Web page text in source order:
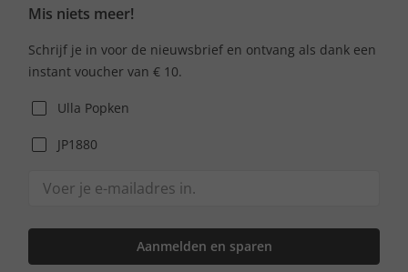
Mis niets meer!
Schrijf je in voor de nieuwsbrief en ontvang als dank een
instant voucher van € 10.
Ulla Popken
JP1880
Aanmelden en sparen